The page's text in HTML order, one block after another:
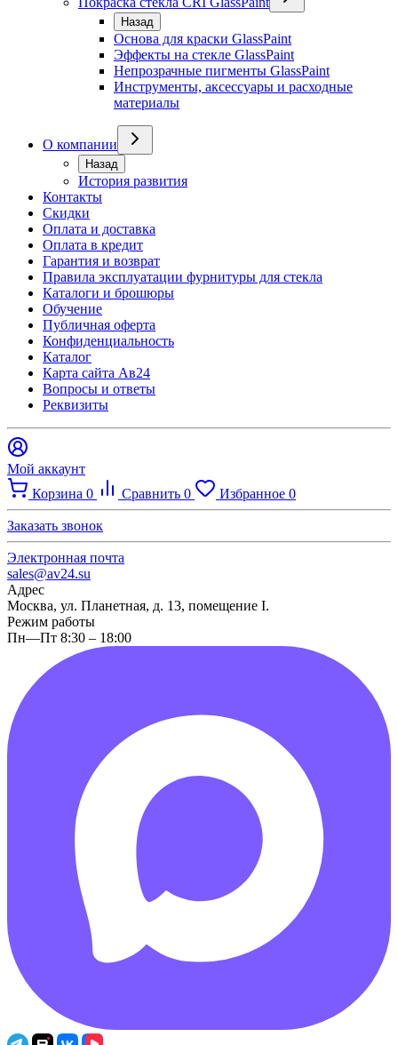
Назад
Основа для краски GlassPaint
Эффекты на стекле GlassPaint
Непрозрачные пигменты GlassPaint
Инструменты, аксессуары и расходные
материалы
О компании
Назад
История развития
Контакты
Скидки
Оплата и доставка
Оплата в кредит
Гарантия и возврат
Правила эксплуатации фурнитуры для стекла
Каталоги и брошюры
Обучение
Публичная оферта
Конфиденциальность
Каталог
Карта сайта Ав24
Вопросы и ответы
Реквизиты
Мой аккаунт
Корзина 0 Сравнить 0 Избранное 0
Заказать звонок
Электронная почта
sales@av24.su
Адрес
Москва, ул. Планетная, д. 13, помещение I.
Режим работы
Пн—Пт 8:30 – 18:00